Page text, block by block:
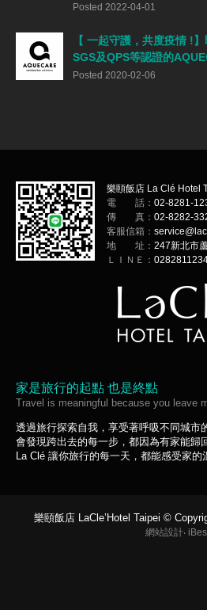
Posted 2022-04-01
【 一起守護，共度疫情 !
SGS及QPS等認證的
Posted 2020-02-06
樂頤飯店 La Clé Hotel
電 話： 02-8281-
傳 真： 02-8282-
客服信箱：
地 址： 247新北市
ＬＩＮＥ：
家是旅行的起點 也是終點
Travel is meaningful because you leave
透過旅行探索自我，享受著呼吸不同城市
會發現跨出去的每一步，都因為有家能歸
La Clé 讓你旅行的每一天，都能感受家的
樂頤飯店 LaCle’Hotel Taipei ©
網站設計‧